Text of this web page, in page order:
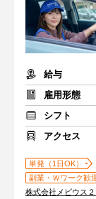
給与
雇用形態
シフト
アクセス
単発（1日OK）
副業・Ｗワーク歓
株式会社メビウス